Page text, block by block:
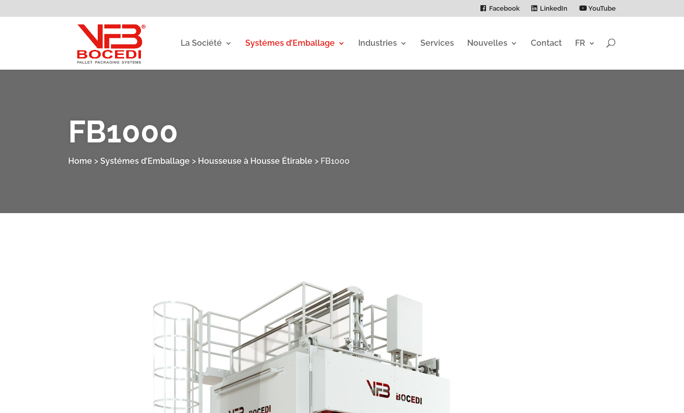
Facebook LinkedIn YouTube
La Société Systémes d’Emballage Industries Services Nouvelles Contact FR
FB1000
Home >Systémes d’Emballage > Housseuse à Housse Étirable > FB1000